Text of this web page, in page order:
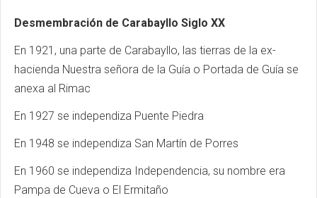
Desmembración de Carabayllo Siglo XX
En 1921, una parte de Carabayllo, las tierras de la ex-
hacienda Nuestra señora de la Guía o Portada de Guía se
anexa al Rimac
En 1927 se independiza Puente Piedra
En 1948 se independiza San Martín de Porres
En 1960 se independiza Independencia, su nombre era
Pampa de Cueva o El Ermitaño